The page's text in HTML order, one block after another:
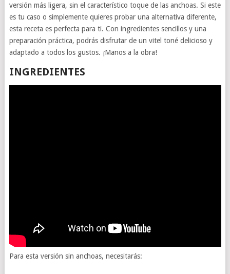
versión más ligera, sin el característico toque de las anchoas. Si este
es tu caso o simplemente quieres probar una alternativa diferente,
esta receta es perfecta para ti. Con ingredientes sencillos y una
preparación práctica, podrás disfrutar de un vitel toné delicioso y
adaptado a todos los gustos. ¡Manos a la obra!
INGREDIENTES
Para esta versión sin anchoas, necesitarás: